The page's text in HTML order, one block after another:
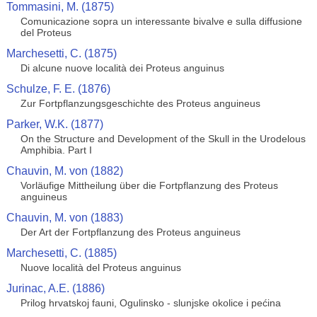
Tommasini, M. (1875)
Comunicazione sopra un interessante bivalve e sulla diffusione
del Proteus
Marchesetti, C. (1875)
Di alcune nuove località dei Proteus anguinus
Schulze, F. E. (1876)
Zur Fortpflanzungsgeschichte des Proteus anguineus
Parker, W.K. (1877)
On the Structure and Development of the Skull in the Urodelous
Amphibia. Part I
Chauvin, M. von (1882)
Vorläufige Mittheilung über die Fortpflanzung des Proteus
anguineus
Chauvin, M. von (1883)
Der Art der Fortpflanzung des Proteus anguineus
Marchesetti, C. (1885)
Nuove località del Proteus anguinus
Jurinac, A.E. (1886)
Prilog hrvatskoj fauni, Ogulinsko - slunjske okolice i pećina